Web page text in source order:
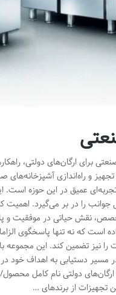
برای ارگان‌های دولتی،
و راه‌اندازی آشپزخانه‌های
عمیق در این حوزه است.
را در بر می‌گیرد. اهمیت
نقش حیاتی در موفقیت و
است که نه تنها پاسخگوی
نیز تضمین کند. این مجموعه
مسیر دستیابی به اهداف خود
ارگان‌های دولتی نام کامل
تجهیزات از برندهای …